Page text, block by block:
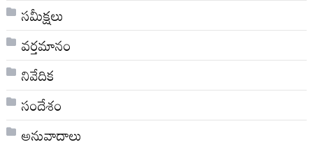
సమీక్షలు
వర్తమానం
నివేదిక
సందేశం
అనువాదాలు